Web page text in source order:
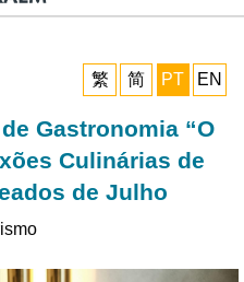
繁
简 PT EN
Gastronomia “O
Culinárias de
de Julho